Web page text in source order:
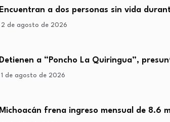
Encuentran a dos personas sin vida
2 de agosto de 2026
Detienen a “Poncho La Quiringua”,
1 de agosto de 2026
Michoacán frena ingreso mensual de 8.6